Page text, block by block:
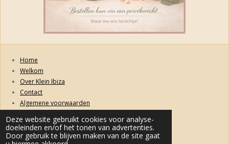
Deze website gebruikt cookies voor analyse-
doeleinden en/of het tonen van advertenties.
Door gebruik te blijven maken van de site gaat
Home
Welkom
Over Klein Ibiza
Contact
Algemene voorwaarden
Privacybeleid
Levertijd & Verzendkosten